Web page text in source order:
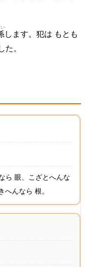
します。犯は もとも
た。
ら 眼、こざとへんな
へんなら 根。